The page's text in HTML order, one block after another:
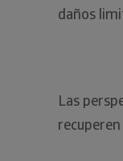
daños
Las